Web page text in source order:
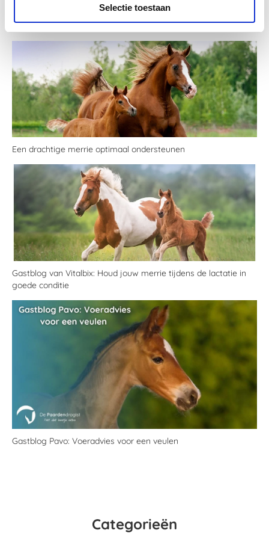
Selectie toestaan
Gerelateerde berichten
​Een drachtige merrie optimaal ondersteunen
Gastblog van Vitalbix: Houd jouw merrie tijdens de lactatie in
goede conditie
Gastblog Pavo: Voeradvies voor een veulen
Categorieën